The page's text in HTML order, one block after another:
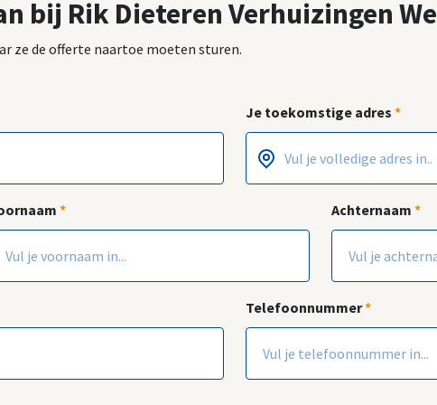
bij Rik Dieteren Verhuizingen
ze de offerte naartoe moeten sturen.
Je toekomstige adres *
* Achternaam *
Telefoonnummer*